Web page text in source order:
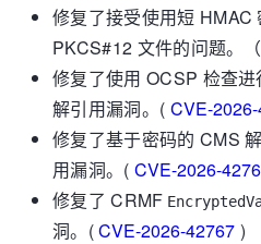
修复了接受使用短 HMAC
PKCS#12 文件的问题。（
修复了使用 OCSP 检查
解引用漏洞。( CVE-
修复了基于密码的 CMS
用漏洞。( CVE-2026-
修复了 CRMF
洞。(CVE-2026-42767 )